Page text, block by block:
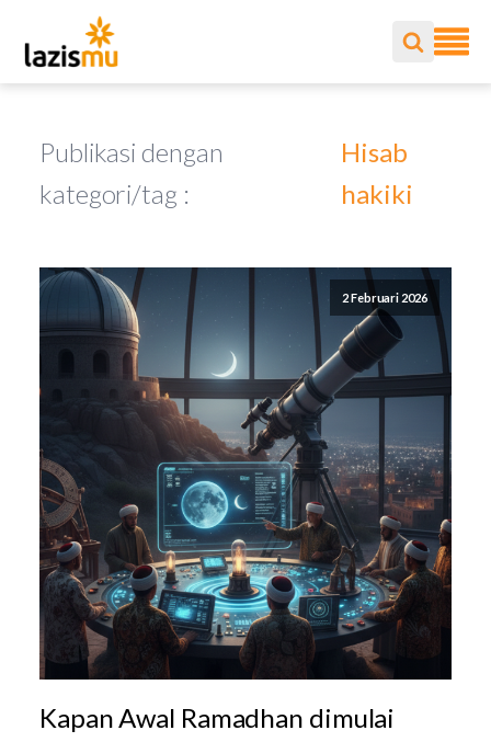
Publikasi dengan
kategori/tag :
Hisab
hakiki
2 Februari 2026
Kapan Awal Ramadhan dimulai